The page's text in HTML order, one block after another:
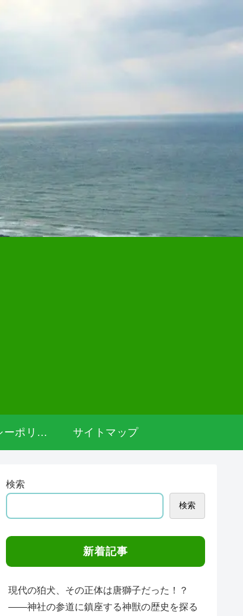
プライバシーポリシー サイトマップ
検索
検索
新着記事
現代の狛犬、その正体は唐獅子だった！？
――神社の参道に鎮座する神獣の歴史を探る